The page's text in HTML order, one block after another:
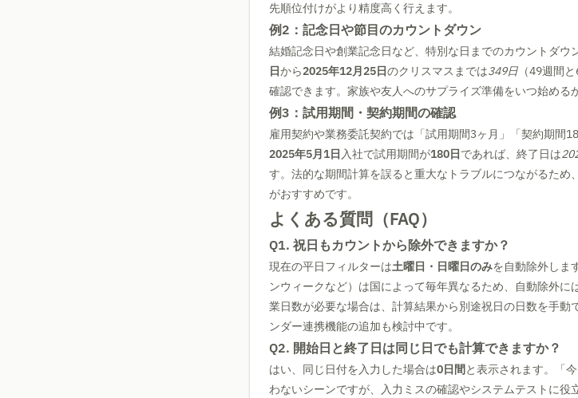
先順位付けがより精度高く行えます。
例2：記念日や節目のカウントダウン
結婚記念日や創業記念日など、特別な日までのカウントダウ
日から2025年12月25日のクリスマスまでは349日 （49週間
確認できます。家族や友人へのサプライズ準備をいつ始める
例3：試用期間・契約期間の確認
雇用契約や業務委託契約では「試用期間3ヶ月」「契約期間
2025年5月1日 入社で試用期間が180日であれば、終了日は
す。法的な期間計算を誤ると重大なトラブルにつながるた
がおすすめです。
よくある質問（FAQ）
Q1. 祝日もカウントから除外できますか？
現在の平日フィルターは土曜日・日曜日のみを自動除外しま
ンウィークなど）は国によって毎年異なるため、自動除外
業日数が必要な場合は、計算結果から別途祝日の日数を手動
ンダー連携機能の追加も検討中です。
Q2. 開始日と終了日は同じ日でも計算できますか？
はい、同じ日付を入力した場合は0日間と表示されます。「
わないシーンですが、入力ミスの確認やシステムテストに役